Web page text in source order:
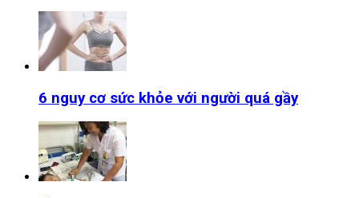
6 nguy cơ sức khỏe với người quá gầy